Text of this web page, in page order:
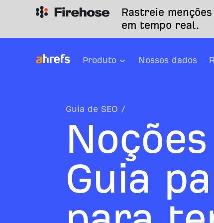
Rastreie
em tempo real.
Produto Nossos dados
Guia de SEO /
Guia